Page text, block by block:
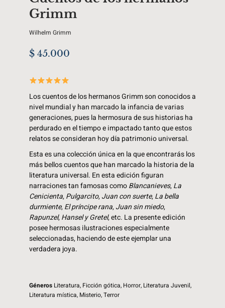
Grimm
Wilhelm Grimm
$ 45.000
Los cuentos de los hermanos Grimm son conocidos a
nivel mundial y han marcado la infancia de varias
generaciones, pues la hermosura de sus historias ha
perdurado en el tiempo e impactado tanto que estos
relatos se consideran hoy día patrimonio universal.
Esta es una colección única en la que encontrarás los
más bellos cuentos que han marcado la historia de la
literatura universal. En esta edición figuran
narraciones tan famosas comoBlancanieves,La
Cenicienta,Pulgarcito,Juan con suerte,La bella
durmiente,El príncipe rana,Juan sin miedo,
Rapunzel,Hansel y Gretel, etc. La presente edición
posee hermosas ilustraciones especialmente
seleccionadas, haciendo de este ejemplar una
verdadera joya.
Géneros Literatura, Ficción gótica, Horror, Literatura Juvenil,
Literatura mística, Misterio,Terror